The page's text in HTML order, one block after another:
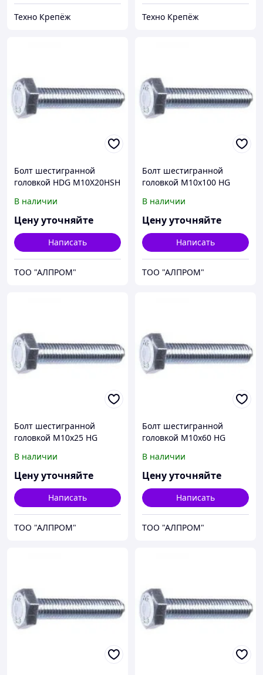
Техно Крепёж Техно Крепёж
Болт шестигранной
головкой HDG M10X20HSH
В наличии
Цену уточняйте
Написать
ТОО "АЛПРОМ"
Болт шестигранной
головкой М10х100 HG
В наличии
Цену уточняйте
Написать
ТОО "АЛПРОМ"
Болт шестигранной
головкой М10х25 HG
В наличии
Цену уточняйте
Написать
ТОО "АЛПРОМ"
Болт шестигранной
головкой М10х60 HG
В наличии
Цену уточняйте
Написать
ТОО "АЛПРОМ"